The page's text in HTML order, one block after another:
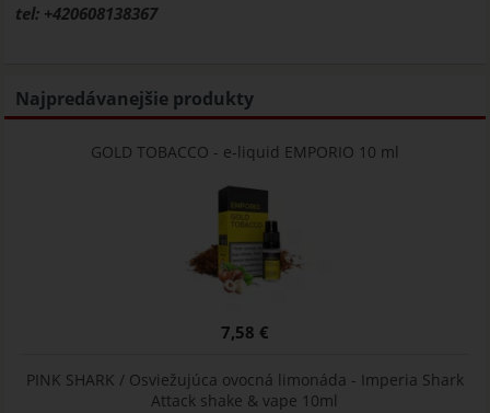
tel: +420608138367
Najpredávanejšie produkty
GOLD TOBACCO - e-liquid EMPORIO 10 ml
7,58 €
PINK SHARK / Osviežujúca ovocná limonáda - Imperia Shark
Attack shake & vape 10ml